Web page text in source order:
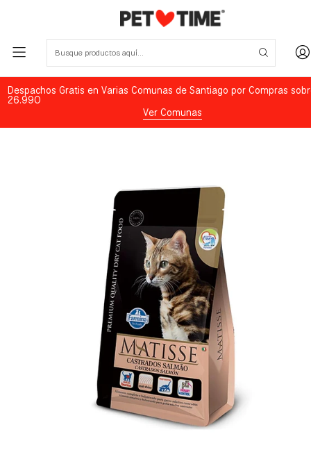
Despachos Gratis en Varias Comunas de Santiago por Compras
26.990
Ver Comunas